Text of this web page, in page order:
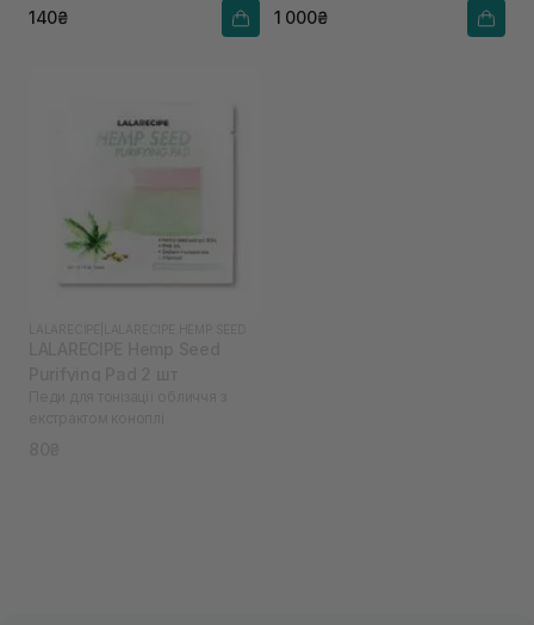
140₴ 1 000₴